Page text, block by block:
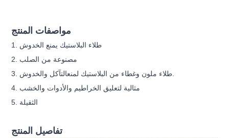
مواصفات المنتج
1. طلاء البلاستيك يمنع الخدوش
2. مصنوعة من الصلب
3. طلاء ملون وغطاء من البلاستيك لمنعالتآكل و
4. مثالية لتعليق الخراطيم والأدوات والخشب
5. الثقيلة
تفاصيل المنتج